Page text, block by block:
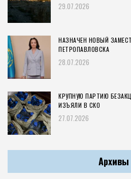
29.07.2026
НАЗНАЧЕН НОВЫЙ
ПЕТРОПАВЛОВСКА
28.07.2026
КРУПНУЮ ПАРТИЮ
ИЗЪЯЛИ В СКО
27.07.2026
Архивы